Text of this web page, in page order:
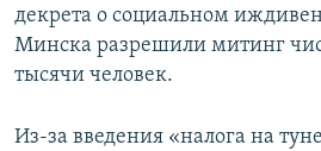
декрета о социальном
Минска разрешили митинг
тысячи человек.
Из-за введения «налога на